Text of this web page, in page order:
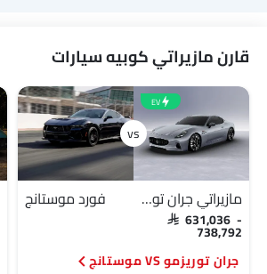
قارن مازيراتي كوبيه سيارات
EV
مازيراتي جران توريزمو
SAR 631,036 -
738,792
فورد موستانج
جران توريزمو VS موستانج